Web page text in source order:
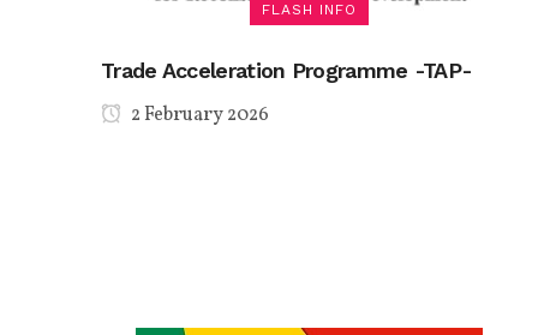
FLASH INFO
Trade Acceleration Programme -TAP-
2 February 2026